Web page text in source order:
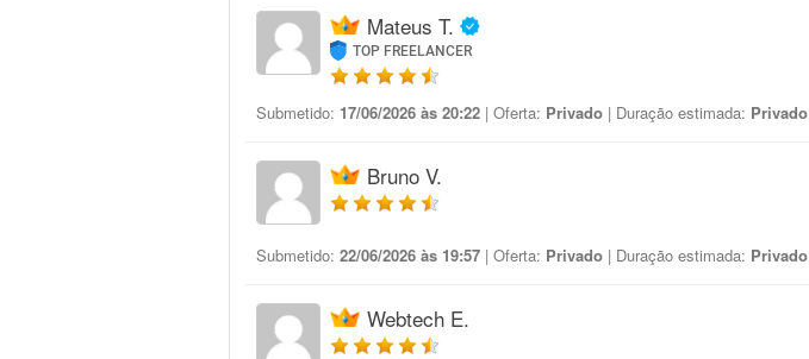
Mateus T.
TOP FREELANCER
Submetido: 17/06/2026 às 20:22 | Oferta: Privado | Duração estimada: Privado
Bruno V.
Submetido: 22/06/2026 às 19:57 | Oferta: Privado | Duração estimada: Privado
Webtech E.